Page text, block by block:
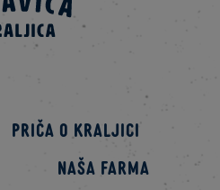
Priča o kraljici
Naša farma